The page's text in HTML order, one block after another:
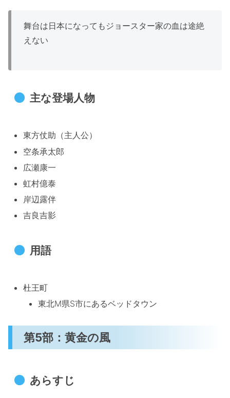
舞台は日本になってもジョースター家の血は途絶
えない
主な登場人物
東方仗助（主人公）
空条承太郎
広瀬康一
虹村億泰
岸辺露伴
吉良吉影
用語
杜王町
東北M県S市にあるベッドタウン
第5部：黄金の風
あらすじ